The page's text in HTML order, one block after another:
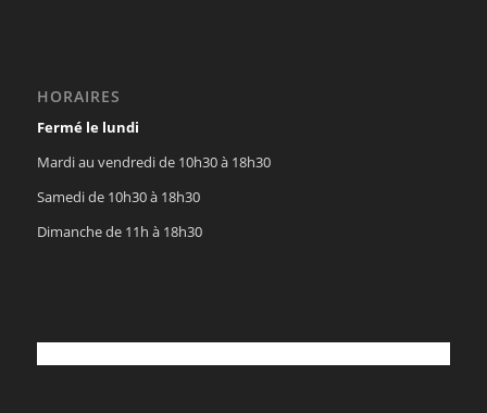
HORAIRES
Fermé le lundi
Mardi au vendredi de 10h30 à 18h30
Samedi de 10h30 à 18h30
Dimanche de 11h à 18h30